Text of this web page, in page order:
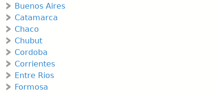
Buenos Aires
Catamarca
Chaco
Chubut
Cordoba
Corrientes
Entre Rios
Formosa